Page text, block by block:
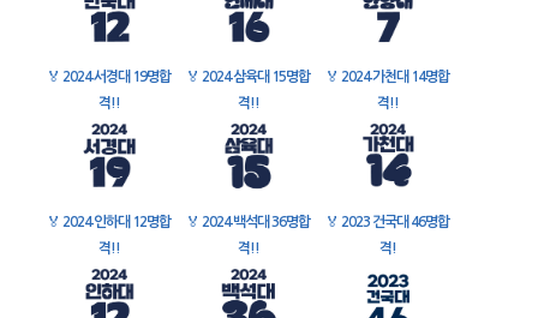
🏅 2024 서경대 19명합
격!!
🏅 2024 삼육대 15명합
격!!
🏅 2024 가천대 14명합
격!!
🏅 2024 인하대 12명합
격!!
🏅 2024 백석대 36명합
격!!
🏅 2023 건국대 46명합
격!